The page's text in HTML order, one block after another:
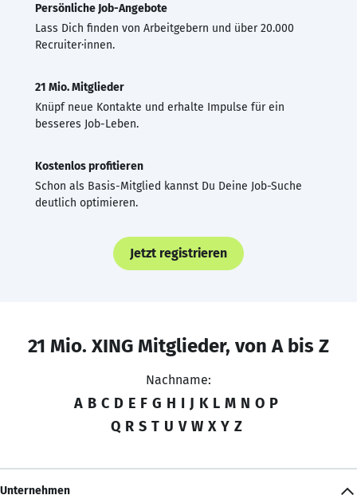
Persönliche Job-Angebote
Lass Dich finden von Arbeitgebern und über 20.000
Recruiter·innen.
21 Mio. Mitglieder
Knüpf neue Kontakte und erhalte Impulse für ein
besseres Job-Leben.
Kostenlos profitieren
Schon als Basis-Mitglied kannst Du Deine Job-Suche
deutlich optimieren.
Jetzt registrieren
21 Mio. XING Mitglieder, von A bis Z
Nachname:
A B C D E F G H I J K L M N O P
Q R S T U V W X Y Z
Unternehmen